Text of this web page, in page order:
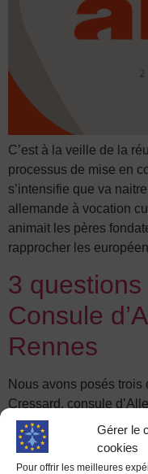
Gérer le
cookies
Pour offrir les meilleures
C’est à la veille de la
processus de mise en
s’intensifie que va
allemande à vocation
animait les pères
rapprocher les
3
Consule
Rennes
Nous avons posés
Cressard, consule
2017. Elle nous
sentiment européen et
européenne. En quoi